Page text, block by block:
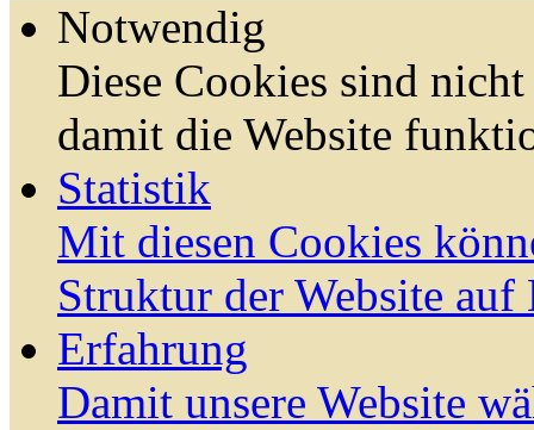
Notwendig
Diese Cookies sind
damit die Website
Statistik
Mit diesen Cookies
Struktur der Website auf
Erfahrung
Damit unsere Website